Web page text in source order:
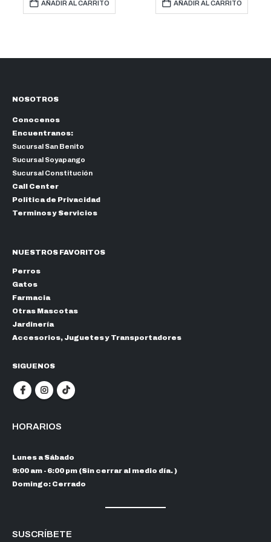
AÑADIR AL CARRITO AÑADIR AL CARRITO
NOSOTROS
Conocenos
Encuentranos:
Sucursal San Benito
Sucursal Soyapango
Sucursal Constitución
Call Center
Politica de Privacidad
Terminos y Servicios
NUESTROS FAVORITOS
Perros
Gatos
Farmacia
Otras Mascotas
Jardinería
Accesorios, Juguetes y Transportadores
SIGUENOS
HORARIOS
Lunes a Sábado
9:00 am - 6:00 pm (Sin cerrar al medio día. )
Domingo: Cerrado
SUSCRÍBETE